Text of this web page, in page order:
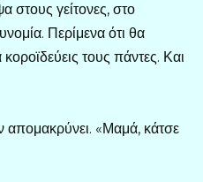
στους γείτονες, στο
Περίμενα ότι θα
τους πάντες. Και
«Μαμά, κάτσε